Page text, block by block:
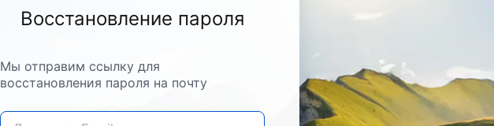
Восстановление пароля
Мы отправим ссылку для
восстановления пароля на почту